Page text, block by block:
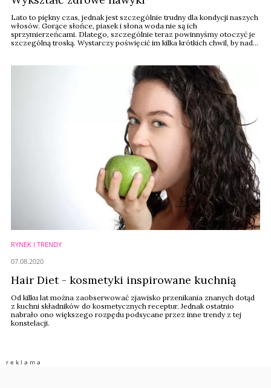
Lato to piękny czas, jednak jest szczególnie trudny dla kondycji naszych
włosów. Gorące słońce, piasek i słona woda nie są ich
sprzymierzeńcami. Dlatego, szczególnie teraz powinnyśmy otoczyć je
szczególną troską. Wystarczy poświęcić im kilka krótkich chwil, by nadal
RYNEK I TRENDY
Hair Diet - kosmetyki inspirowane kuchnią
Od kilku lat można zaobserwować zjawisko przenikania znanych dotąd
z kuchni składników do kosmetycznych receptur. Jednak ostatnio
nabrało ono większego rozpędu podsycane przez inne trendy z tej
konstelacji.
07.08.2020